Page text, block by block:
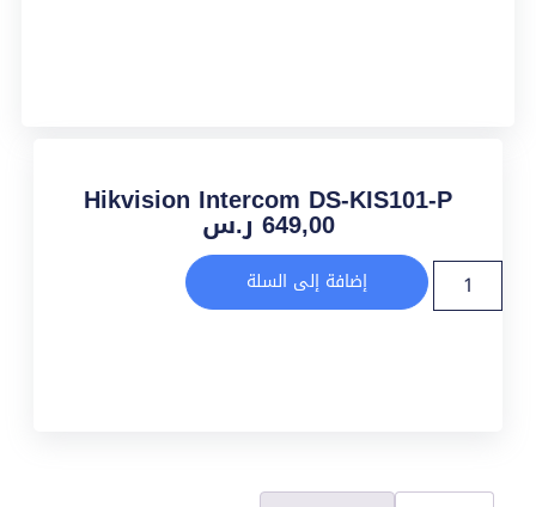
Hikvision Intercom DS-KIS101-P
649,00 ر.س
إضافة إلى السلة